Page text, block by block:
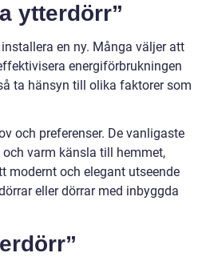
ytterdörr”
en ny. Många väljer att
energiförbrukningen
ta hänsyn till olika faktorer som
och preferenser. De vanligaste
varm känsla till hemmet,
modernt och elegant utseende
eller dörrar med inbyggda